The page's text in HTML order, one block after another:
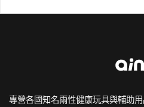
專營各國知名兩性健康玩具與輔助